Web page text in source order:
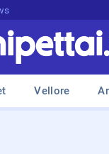
Vellore